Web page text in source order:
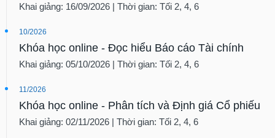
Khai giảng: 16/09/2026 | Thời gian: Tối 2, 4, 6
10/2026
Khóa học online - Đọc hiểu Báo cáo Tài chính
Khai giảng: 05/10/2026 | Thời gian: Tối 2, 4, 6
11/2026
Khóa học online - Phân tích và Định giá Cổ phiếu
Khai giảng: 02/11/2026 | Thời gian: Tối 2, 4, 6